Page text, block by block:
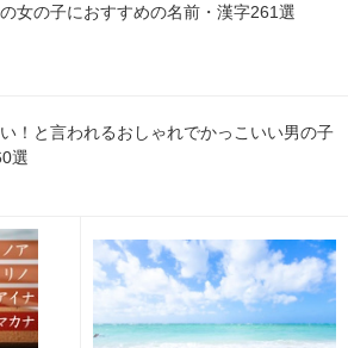
女の子におすすめの名前・漢字261選
！と言われるおしゃれでかっこいい男の子
選